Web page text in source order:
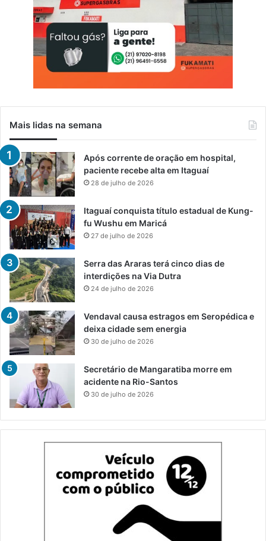
Mais lidas na semana
Após corrente de oração em hospital,
paciente recebe alta em Itaguaí
28 de julho de 2026
Itaguaí conquista título estadual de Kung-
fu Wushu em Maricá
27 de julho de 2026
Serra das Araras terá cinco dias de
interdições na Via Dutra
24 de julho de 2026
Vendaval causa estragos em Seropédica e
deixa cidade sem energia
30 de julho de 2026
Secretário de Mangaratiba morre em
acidente na Rio-Santos
30 de julho de 2026